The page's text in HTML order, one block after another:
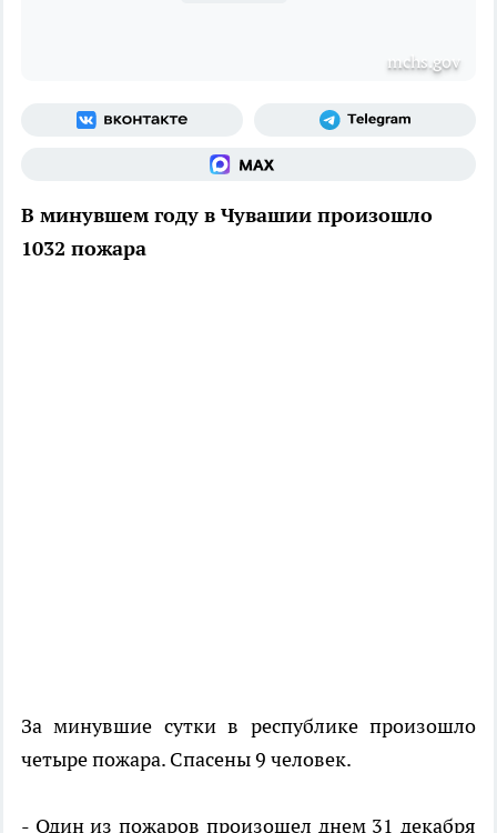
mchs.gov
В минувшем году в Чувашии произошло
1032 пожара
За минувшие сутки в республике произошло
четыре пожара. Спасены 9 человек.
- Один из пожаров произошел днем 31 декабря